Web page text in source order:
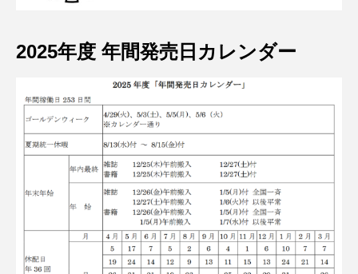
2025年度 年間発売日カレンダー